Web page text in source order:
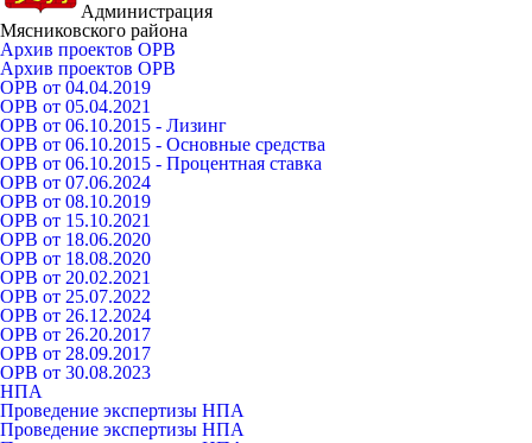
Администрация
Мясниковского района
Архив проектов ОРВ
Архив проектов ОРВ
ОРВ от 04.04.2019
ОРВ от 05.04.2021
ОРВ от 06.10.2015 - Лизинг
ОРВ от 06.10.2015 - Основные средства
ОРВ от 06.10.2015 - Процентная ставка
ОРВ от 07.06.2024
ОРВ от 08.10.2019
ОРВ от 15.10.2021
ОРВ от 18.06.2020
ОРВ от 18.08.2020
ОРВ от 20.02.2021
ОРВ от 25.07.2022
ОРВ от 26.12.2024
ОРВ от 26.20.2017
ОРВ от 28.09.2017
ОРВ от 30.08.2023
НПА
Проведение экспертизы НПА
Проведение экспертизы НПА